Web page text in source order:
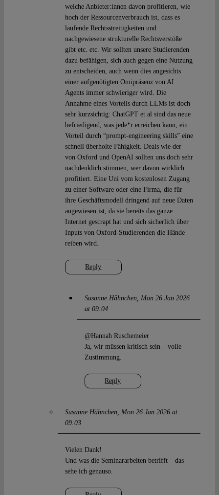
Reply
welche Anbieter:innen davon profitieren, wie
hoch der Ressourcenverbrauch ist, dass es
laufende Rechtsstreitigkeiten und
nachgewiesene strukturelle Rechtsverstöße
gibt etc. etc. Wir sollten unsere Studierenden
dazu befähigen, sich auch gegen eine Nutzung
zu entscheiden, auch wenn dies angesichts
einer aufgenötigten Omipräsenz von AI
Agents immer schwieriger wird. Die
Annahme eines Vorteils durch LLMs ist doch
sehr kurzsichtig: ChatGPT et al sind das neue
befriedigend, was jede*r erreichen kann, ein
Vorteil durch “prompt-engineering skills” eine
schnell überholte Fähigkeit. Deals wie der
von Oxford und OpenAI sollten uns doch sehr
nachdenklich stimmen, wer davon wirklich
profitiert. Eine Uni vom kostenlosen Zugang
zu einer Software oder eine Firma, die für
ihre Geschäftsmodell dringend auf neue Daten
angewiesen ist, da sie bereits das ganze
Internet gescrapt hat und sich sicherlich über
Inputs von Oxford-Studierenden die Hände
reiben wird.
Susanne Hähnchen
Mon 26 Jan 2026
at 09:04
Reply
@Hannah Ruschemeier
Ja, wir müssen kritisch sein – volle
Zustimmung.
Susanne Hähnchen
Mon 26 Jan 2026 at
09:03
Vielen Dank!
Und was die Seminararbeiten betrifft – das
sehe ich genauso.